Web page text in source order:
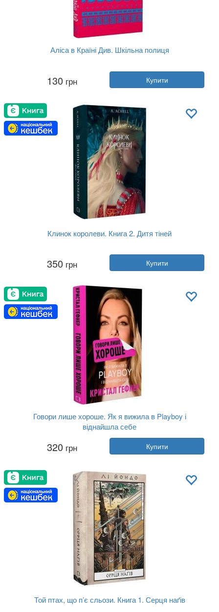
Аліса в Країні Див. Шкільна полиця
Льюїс Керролл
Видавництво:BookChef
Мова:Українська
130 грн Купити
Клинок королеви. Книга 2. Дитя тіней
А. Achell (Анастасія Корост...
Видавництво:BookChef
Українська
350 грн Купити
Говори лише хороше. Як я вижила в Playboy і
віднайшла себе
Кристал Гефнер
Видавництво:BookChef
Мова:Українська
320 грн Купити
Той птах, що п’є сльози. Книга 1. Серця наґів